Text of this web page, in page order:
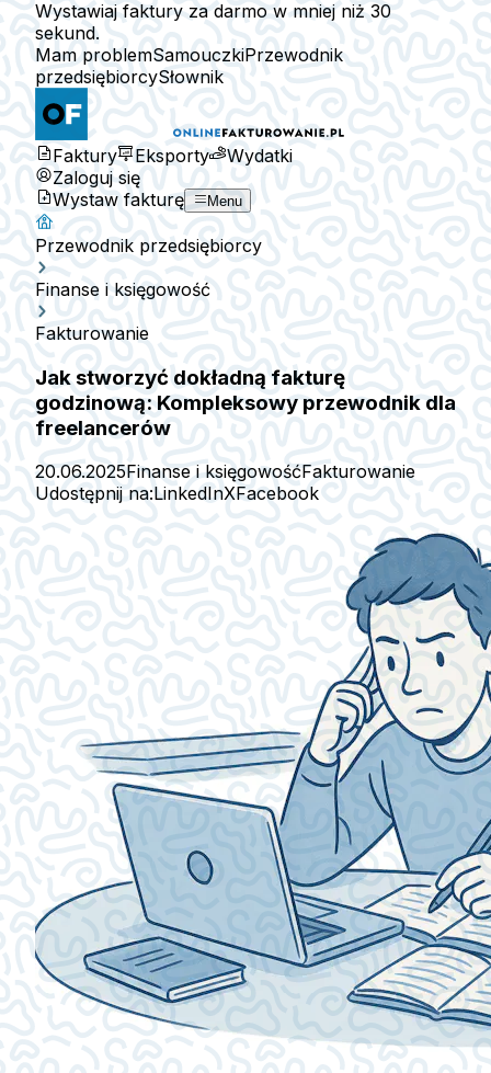
Wystawiaj faktury za darmo w mniej niż 30
sekund.
Mam problemSamouczkiPrzewodnik
przedsiębiorcySłownik
Faktury Eksporty
Wydatki
Zaloguj się
Wystaw fakturę
Menu
Przewodnik przedsiębiorcy
Finanse i księgowość
Fakturowanie
Jak stworzyć dokładną fakturę
godzinową: Kompleksowy przewodnik dla
freelancerów
20.06.2025Finanse i księgowośćFakturowanie
Udostępnij na:LinkedInXFacebook